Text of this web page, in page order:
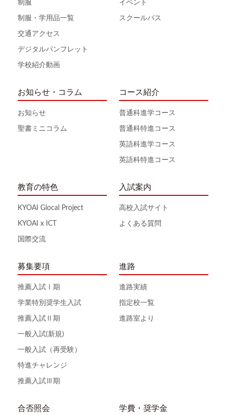
制服
制服・学用品一覧
交通アクセス
デジタルパンフレット
学校紹介動画
イベント
スクールバス
お知らせ・コラム
お知らせ
聖書ミニコラム
コース紹介
普通科進学コース
普通科特進コース
英語科進学コース
英語科特進コース
教育の特色
KYOAI Glocal Project
KYOAI x ICT
国際交流
入試案内
高校入試サイト
よくある質問
募集要項
推薦入試Ⅰ期
学業特別奨学生入試
推薦入試Ⅱ期
一般入試(新規)
一般入試（再受験）
特進チャレンジ
推薦入試Ⅲ期
進路
進路実績
指定校一覧
進路室より
合否照会 学費・奨学金